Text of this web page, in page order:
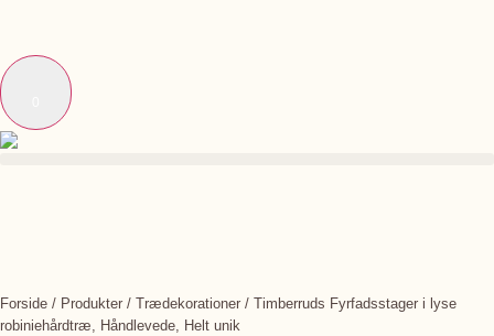
Forside / Produkter / Trædekorationer / Timberruds Fyrfadsstager i lyse
robiniehårdtræ, Håndlevede, Helt unik